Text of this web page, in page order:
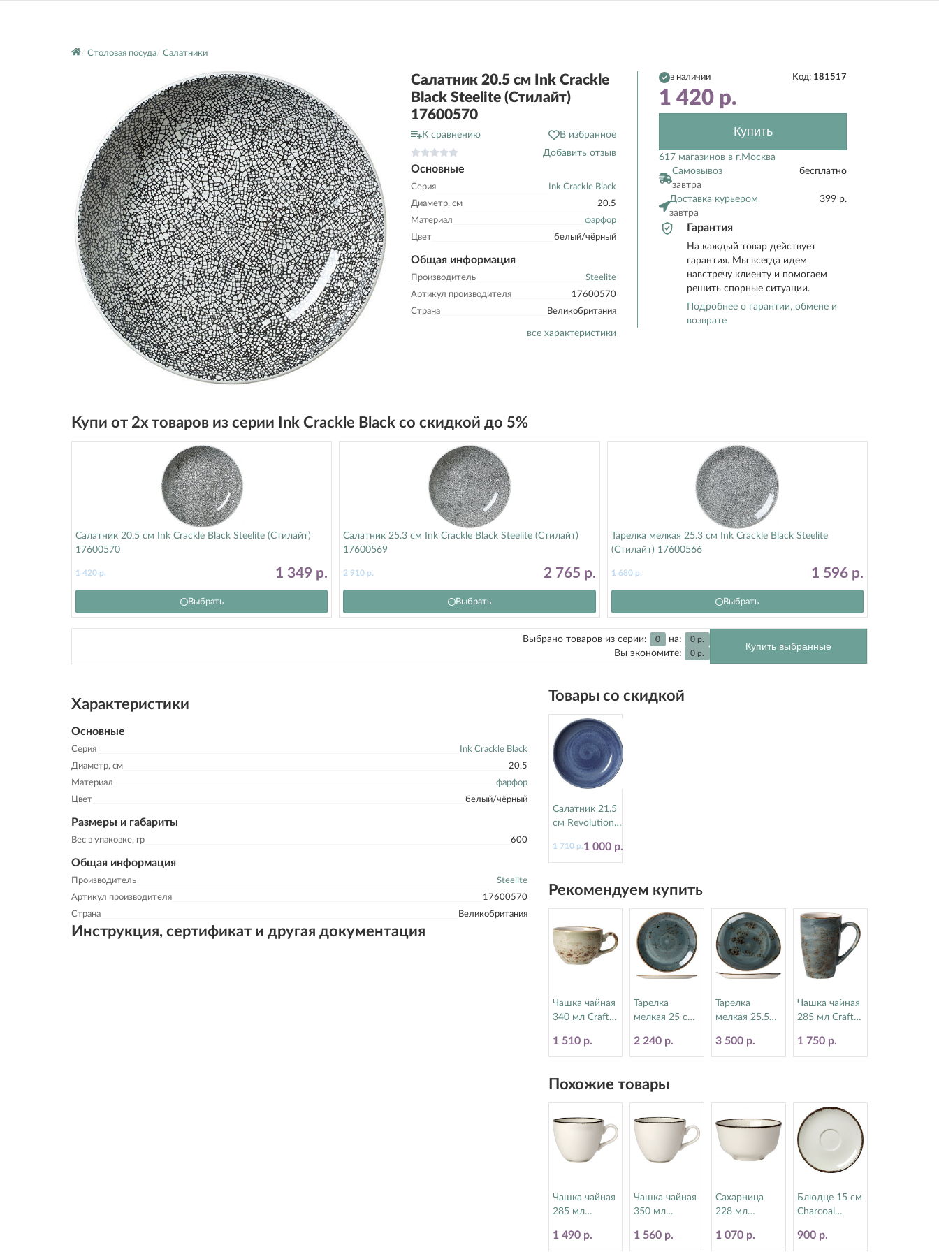
Столовая посуда Салатники
Салатник 20.5 см Ink Crackle
Black Steelite (Стилайт)
17600570
К сравнению
В избранное
Добавить отзыв
Основные
Серия
Ink Crackle Black
Диаметр, см
20.5
Материал
фарфор
Цвет
белый/чёрный
Общая информация
Производитель
Steelite
Артикул производителя
17600570
Страна
Великобритания
все характеристики
в наличии Код: 181517
1 420 р.
Купить
617 магазинов в г.Москва
Самовывоз
завтра
бесплатно
Доставка курьером
завтра
399 р.
Гарантия
На каждый товар действует
гарантия. Мы всегда идем
навстречу клиенту и помогаем
решить спорные ситуации.
Подробнее о гарантии, обмене и
возврате
Купи от 2х товаров из серии Ink Crackle Black со скидкой до 5%
Салатник 20.5 см Ink Crackle Black Steelite (Стилайт)
17600570
1 349 р.
1 420р.
Выбрать
Салатник 25.3 см Ink Crackle Black Steelite (Стилайт)
17600569
2 765 р.
2 910р.
Выбрать
Тарелка мелкая 25.3 см Ink Crackle Black Steelite
(Стилайт) 17600566
1 596 р.
1 680р.
Выбрать
Выбрано товаров из серии: 0 на: 0 р.
Вы экономите: 0 р.
Купить выбранные
Характеристики
Основные
Серия
Ink Crackle Black
Диаметр, см
20.5
Материал
фарфор
Цвет
белый/чёрный
Размеры и габариты
Вес в упаковке, гр 600
Общая информация
Производитель
Steelite
Артикул производителя
17600570
Страна
Великобритания
Инструкция, сертификат и другая документация
Товары со скидкой
Салатник 21.5
см Revolution
Steelite
(Стилайт)
1 000 р.
1 710 р.
Рекомендуем купить
Чашка чайная
340 мл Craft
(Стилайт)
11310152
1 510 р.
Тарелка
мелкая 25 см
Steelite
(Стилайт)
2 240 р.
Тарелка
мелкая 25.5
Steelite
(Стилайт)
3 500 р.
Чашка чайная
285 мл Craft
(Стилайт)
11300592
1 750 р.
Похожие товары
Чашка чайная
285 мл
Dapple Steelite
1 490 р.
Чашка чайная
350 мл
Dapple Steelite
1 560 р.
Сахарница
228 мл
Dapple Steelite
1 070 р.
Блюдце 15 см
Charcoal
(Стилайт)
900 р.